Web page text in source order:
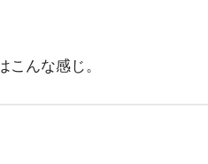
んな感じ。